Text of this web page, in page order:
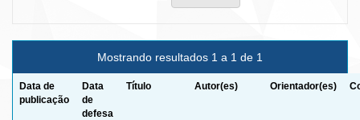
Mostrando resultados 1 a 1 de 1
Data de
publicação
Data
de
defesa
Título Autor(es) Orientador(es)